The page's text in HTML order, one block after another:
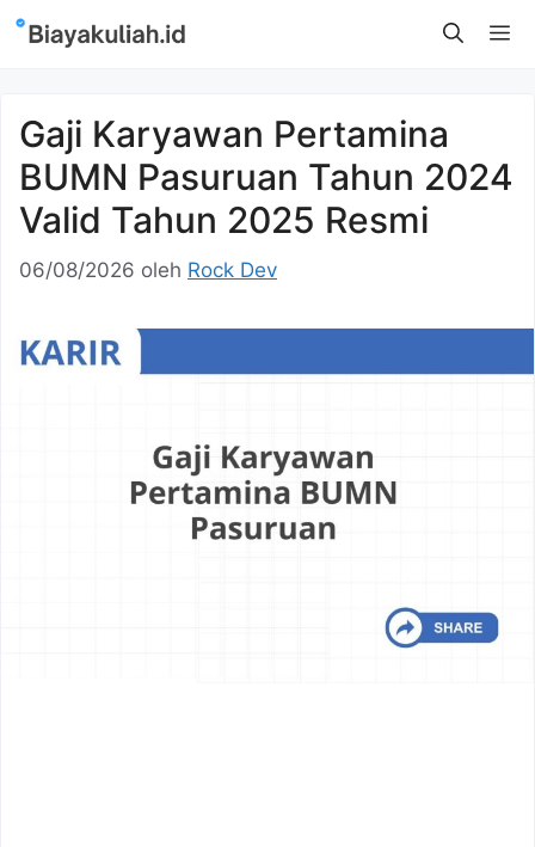
Langsung
Gaji Karyawan Pertamina
BUMN Pasuruan Tahun 2024
Valid Tahun 2025 Resmi
06/08/2026 oleh Rock Dev